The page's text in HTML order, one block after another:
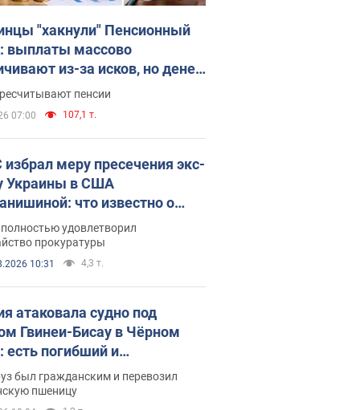
"хакнули" Пенсионный
выплаты массово
из-за исков, но денег
пенсии
07:00 107,1 т.
меру пресечения экс-
Украины в США
что известно о
удовлетворил
прокуратуры
10:31 4,3 т.
атаковала судно под
Гвинеи-Бисау в Чёрном
есть погибший и
был гражданским и перевозил
пшеницу